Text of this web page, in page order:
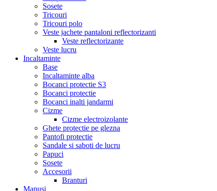
Sosete
Tricouri
Tricouri polo
Veste jachete pantaloni reflectorizanti
Veste reflectorizante
Veste lucru
Incaltaminte
Base
Incaltaminte alba
Bocanci protectie S3
Bocanci protectie
Bocanci inalti jandarmi
Cizme
Cizme electroizolante
Ghete protectie pe glezna
Pantofi protectie
Sandale si saboti de lucru
Papuci
Sosete
Accesorii
Branturi
Manusi